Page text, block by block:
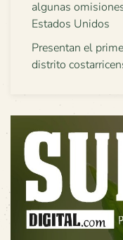
algunas
Estados Unidos
Presentan el
distrito